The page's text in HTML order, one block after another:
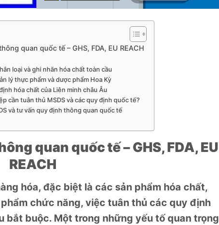
quan quốc tế – GHS, FDA, EU REACH
loại và ghi nhãn hóa chất toàn cầu
lý thực phẩm và dược phẩm Hoa Kỳ
hóa chất của Liên minh châu Âu
cần tuân thủ MSDS và các quy định quốc tế?
và tư vấn quy định thông quan quốc tế
quan quốc tế – GHS, FDA, EU
REACH
hóa, đặc biệt là các sản phẩm hóa chất,
chức năng, việc tuân thủ các quy định
bắt buộc. Một trong những yếu tố quan trọng